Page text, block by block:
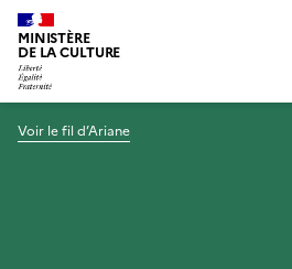
MINISTÈRE
DE LA CULTURE
Voir le fil d’Ariane